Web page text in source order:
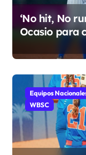
‘No hit, No
Ocasio para
Equipos
WBSC